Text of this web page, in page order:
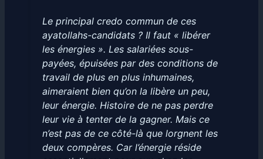
Le principal credo commun de ces
ayatollahs-candidats ? Il faut « libérer
les énergies ». Les salariées sous-
payées, épuisées par des conditions de
travail de plus en plus inhumaines,
aimeraient bien qu’on la libère un peu,
leur énergie. Histoire de ne pas perdre
leur vie à tenter de la gagner. Mais ce
n’est pas de ce côté-là que lorgnent les
deux compères. Car l’énergie réside